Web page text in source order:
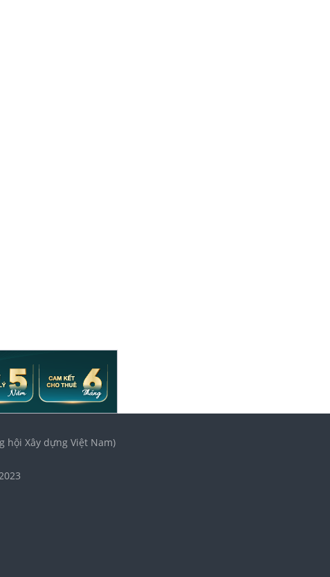
hội Xây dựng Việt Nam)